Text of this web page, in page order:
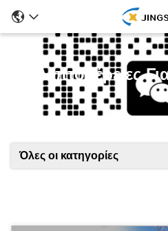
Λεπτομέρειες
Όλες οι κατηγορίες